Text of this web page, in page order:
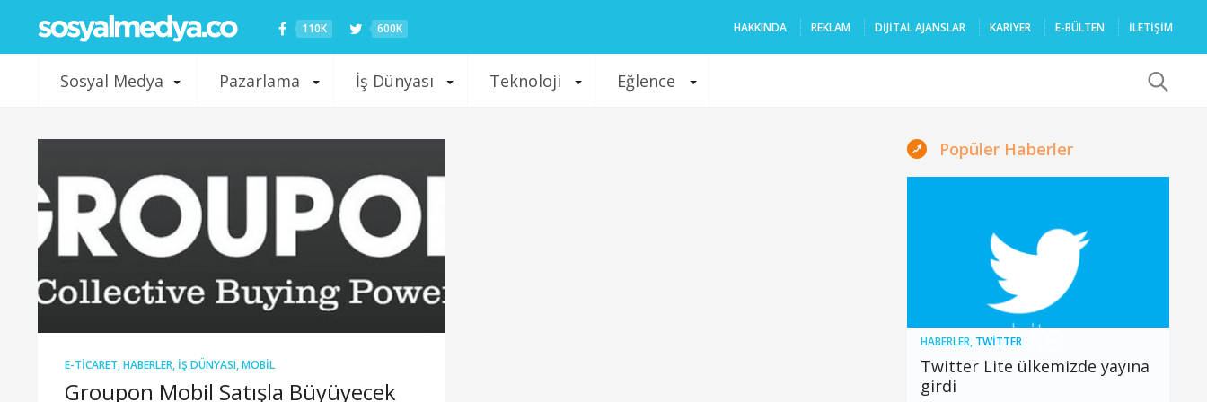
110K 600K HAKKINDA REKLAM DIJITAL AJANSLAR KARIYER E-BÜLTEN İLETİŞİM
Sosyal Medya Pazarlama İş Dünyası Teknoloji Eğlence
E-TICARET,HABERLER, İŞ DÜNYASI,MOBIL
Groupon Mobil Satışla Büyüyecek
Popüler Haberler
HABERLER, TWITTER
Twitter Lite ülkemizde yayına
girdi